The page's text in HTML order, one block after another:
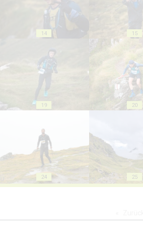
14 15
19 20
24 25